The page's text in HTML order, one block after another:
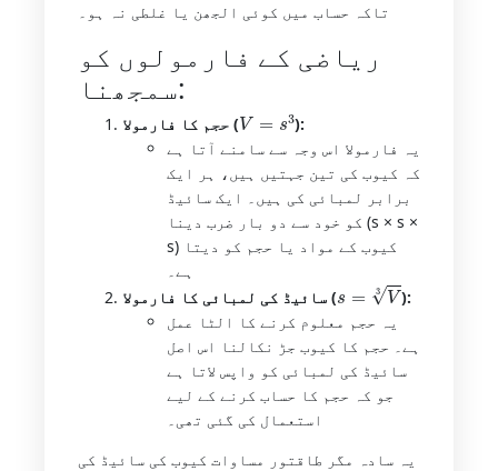
تاکہ حساب میں کوئی الجھن یا غلطی نہ ہو۔
ریاضی کے فارمولوں کو
سمجھنا:
حجم کا فارمولا (
V=
):
یہ فارمولا اس وجہ سے سامنے آتا ہے
کہ کیوب کی تین جہتیں ہیں، ہر ایک
برابر لمبائی کی ہیں۔ ایک سائیڈ
کو خود سے دو بار ضرب دینا (s × s ×
s) کیوب کے مواد یا حجم کو دیتا
ہے۔
سائیڈ کی لمبائی کا فارمولا (
3
):
یہ حجم معلوم کرنے کا الٹا عمل
ہے۔ حجم کا کیوب جڑ نکالنا اس اصل
سائیڈ کی لمبائی کو واپس لاتا ہے
جو کہ حجم کا حساب کرنے کے لیے
استعمال کی گئی تھی۔
یہ سادہ مگر طاقتور مساوات کیوب کی سائیڈ کی